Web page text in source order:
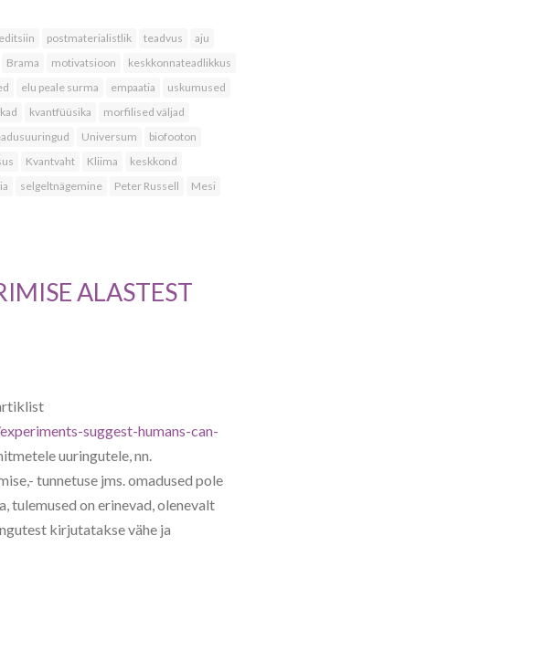
postmaterialistlik teadvus
aju
Brama motivatsioon
keskkonnateadlikkus
elu peale surma empaatia
uskumused
kvantfüüsika
morfilised väljad
Universum
biofooton
Kvantvaht Kliima
keskkond
selgeltnägemine Peter Russell
Mesi
ALASTEST
suggest-humans-can-
uuringutele, nn.
tunnetuse jms. omadused pole
tulemused on erinevad, olenevalt
kirjutatakse vähe ja